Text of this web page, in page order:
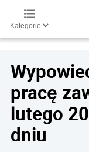
Kategorie
pracę
lutego
dniu